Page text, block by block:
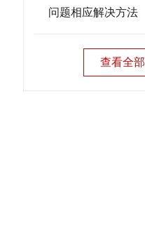
问题相应解决方法
查看全部